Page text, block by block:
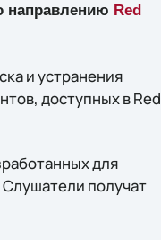
направлению Red
и устранения
доступных в Red
для
получат